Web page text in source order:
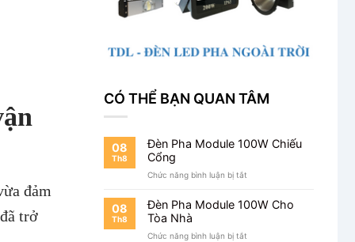
đảm
trở
CÓ THỂ BẠN QUAN TÂM
08
Th8
Đèn Pha Module 100W Chiếu
Cổng
Chức năng bình luận bị tắt
Pha
Module
08
Th8
Đèn Pha Module 100W Cho
Tòa Nhà
Chức năng bình luận bị tắt